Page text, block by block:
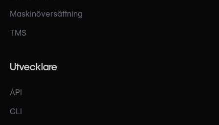
Maskinöversättning
TMS
Utvecklare
API
CLI